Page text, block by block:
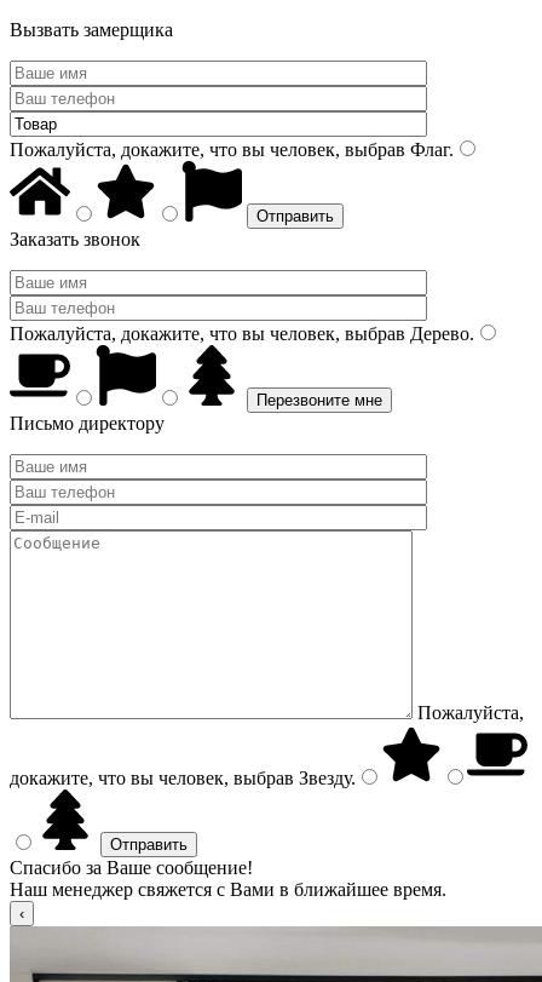
Вызвать замерщика
Пожалуйста, докажите, что вы человек, выбрав Флаг.
Заказать звонок
Пожалуйста, докажите, что вы человек, выбрав Дерево.
Письмо директору
Пожалуйста,
докажите, что вы человек, выбрав Звезду.
Спасибо за Ваше сообщение!
Наш менеджер свяжется с Вами в ближайшее время.